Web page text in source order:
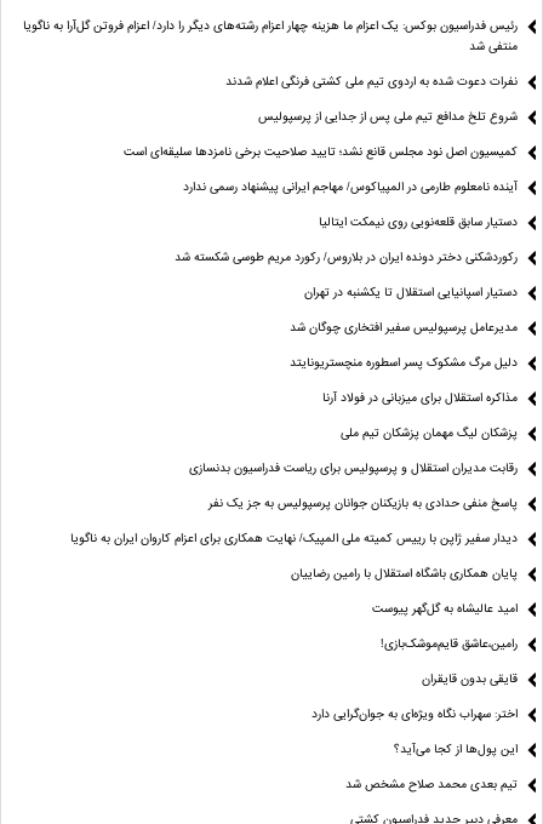
رئیس فدراسیون بوکس: یک اعزام ما هزینه چهار اعزام رشته‌های دیگر را دارد/ اعزام فروتن گل‌آرا به ناگویا
منتفی شد
نفرات دعوت شده به اردوی تیم ملی کشتی فرنگی اعلام شدند
شروع تلخ مدافع تیم ملی پس از جدایی از پرسپولیس
کمیسیون اصل نود مجلس قانع نشد؛ تایید صلاحیت برخی نامزدها سلیقه‌ای است
آینده نامعلوم طارمی در المپیاکوس/ مهاجم ایرانی پیشنهاد رسمی ندارد
دستیار سابق قلعه‌نویی روی نیمکت ایتالیا
رکوردشکنی دختر دونده ایران در بلاروس/ رکورد مریم طوسی شکسته شد
دستیار اسپانیایی استقلال تا یکشنبه در تهران
مدیرعامل پرسپولیس سفیر افتخاری چوگان شد
دلیل مرگ مشکوک پسر اسطوره منچستریونایتد
مذاکره استقلال برای میزبانی در فولاد آرنا
پزشکان لیگ مهمان پزشکان تیم ملی
رقابت مدیران استقلال و پرسپولیس برای ریاست فدراسیون بدنسازی
پاسخ منفی حدادی به بازیکنان جوانان پرسپولیس به جز یک نفر
دیدار سفیر ژاپن با رییس کمیته ملی المپیک/ نهایت همکاری برای اعزام کاروان ایران به ناگویا
پایان همکاری باشگاه استقلال با رامین رضاییان
امید عالیشاه به گل‌گهر پیوست
رامین،عاشق قایم‌موشک‌بازی!
قایقی بدون قایقران
اختر: سهراب نگاه ویژه‌ای به جوان‌گرایی دارد
این پول‌ها از کجا می‌آید؟
تیم بعدی محمد صلاح مشخص شد
معرفی دبیر جدید فدراسیون کشتی